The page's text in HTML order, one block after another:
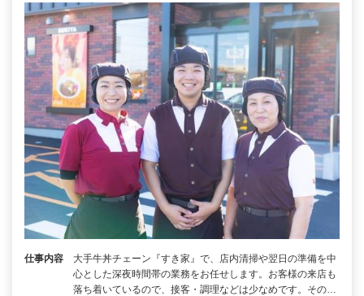
仕事内容
大手牛丼チェーン『すき家』で、店内清掃や翌日の準備を中
心とした深夜時間帯の業務をお任せします。お客様の来店も
落ち着いているので、接客・調理などは少なめです。その…